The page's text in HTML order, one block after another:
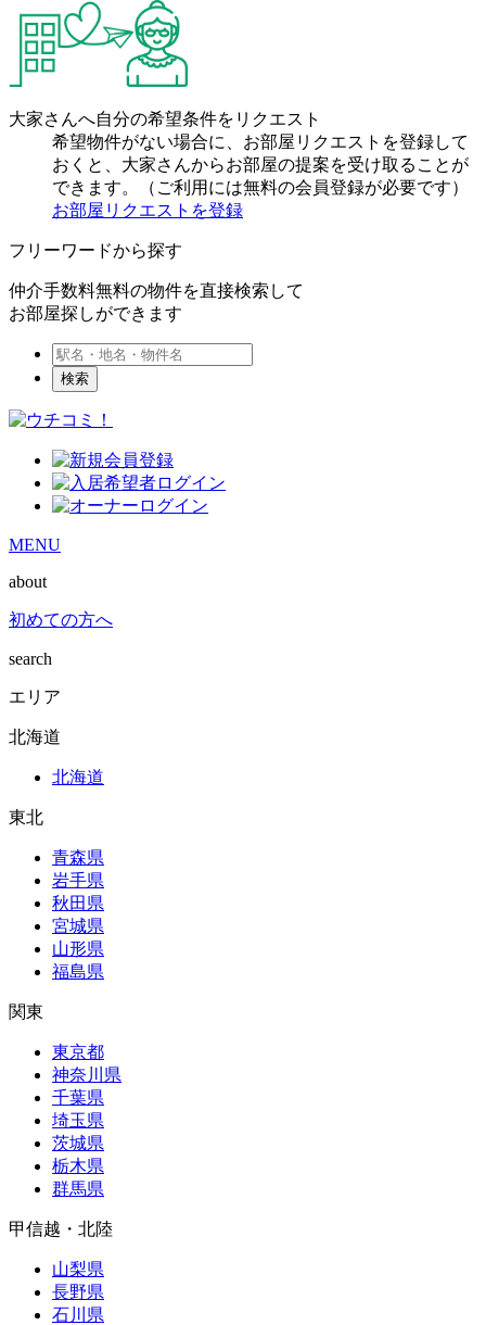
大家さんへ自分の希望条件をリクエスト
希望物件がない場合に、お部屋リクエストを登録して
おくと、大家さんからお部屋の提案を受け取ることが
できます。（ご利用には無料の会員登録が必要です）
お部屋リクエストを登録
フリーワードから探す
仲介手数料無料の物件を直接検索して
お部屋探しができます
検索
MENU
about
初めての方へ
search
エリア
北海道
北海道
東北
青森県
岩手県
秋田県
宮城県
山形県
福島県
関東
東京都
神奈川県
千葉県
埼玉県
茨城県
栃木県
群馬県
甲信越・北陸
山梨県
長野県
石川県